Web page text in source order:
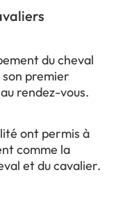
du cheval
premier
rendez-vous.
ont permis à
comme la
et du cavalier.